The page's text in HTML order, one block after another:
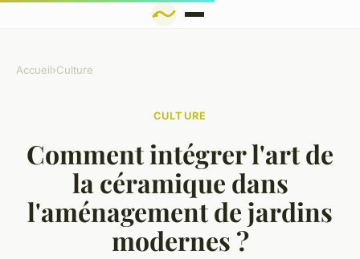
Accueil›Culture
CULTURE
Comment intégrer l'art de
la céramique dans
l'aménagement de jardins
modernes ?